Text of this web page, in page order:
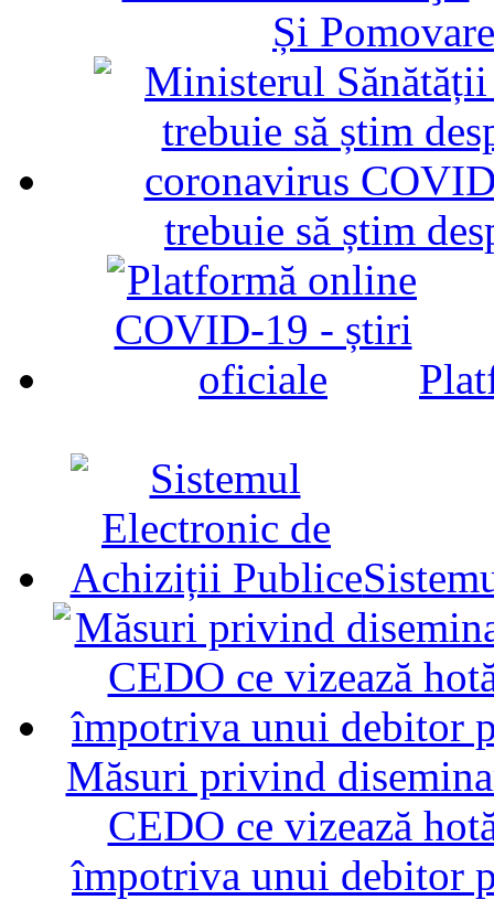
Și
trebuie să știm
Măsuri privind
CEDO ce vizează
împotriva unui debitor